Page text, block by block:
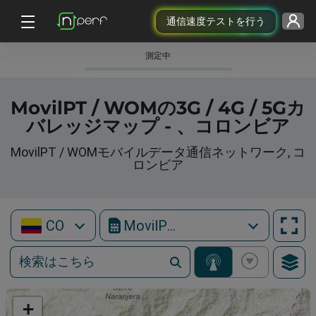
通信速度テストを行う
測定中
MovilPT / WOMの3G / 4G / 5Gカ
バレッジマップ - 、コロンビア
MovilPT / WOMモバイルデータ通信ネットワーク, コ
ロンビア
CO MovilPT / WOM
+